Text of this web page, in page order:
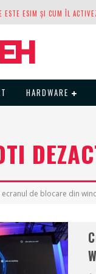
ANI DE REFUZURI,
HARDWARE
de blocare din